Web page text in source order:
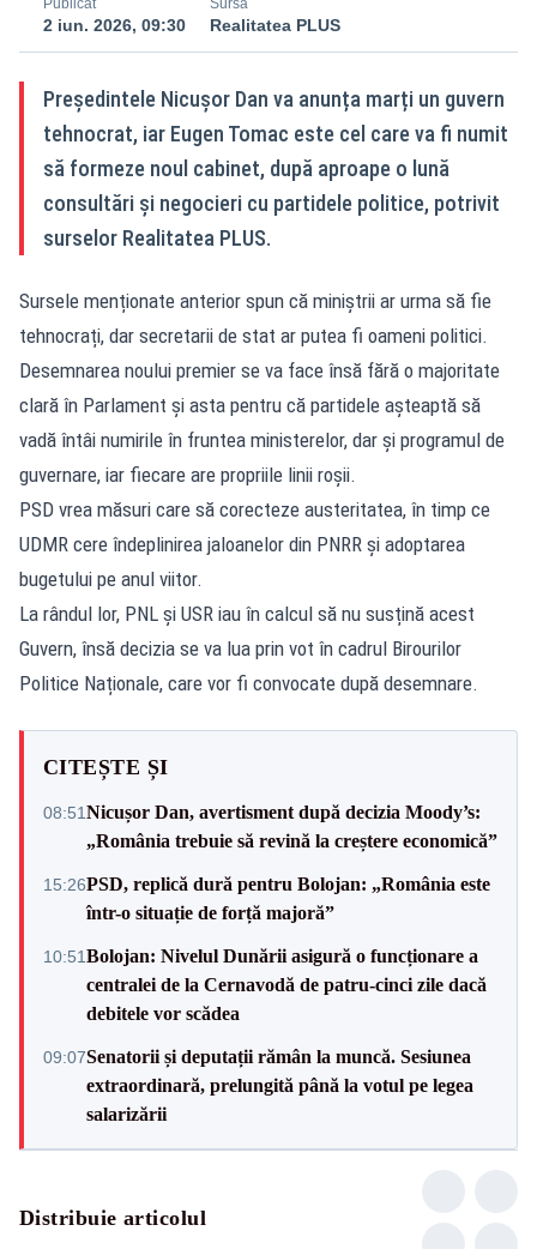
2 iun. 2026, 09:30 Realitatea PLUS
Președintele Nicușor Dan va anunța marți un guvern
tehnocrat, iar Eugen Tomac este cel care va fi numit
să formeze noul cabinet, după aproape o lună
consultări și negocieri cu partidele politice, potrivit
surselor Realitatea PLUS.
Sursele menționate anterior spun că miniștrii ar urma să fie
tehnocrați, dar secretarii de stat ar putea fi oameni politici.
Desemnarea noului premier se va face însă fără o majoritate
clară în Parlament și asta pentru că partidele așteaptă să
vadă întâi numirile în fruntea ministerelor, dar și programul de
guvernare, iar fiecare are propriile linii roșii.
PSD vrea măsuri care să corecteze austeritatea, în timp ce
UDMR cere îndeplinirea jaloanelor din PNRR și adoptarea
bugetului pe anul viitor.
La rândul lor, PNL și USR iau în calcul să nu susțină acest
Guvern, însă decizia se va lua prin vot în cadrul Birourilor
Politice Naționale, care vor fi convocate după desemnare.
CITEȘTE ȘI
08:51Nicușor Dan, avertisment după decizia Moody’s:
„România trebuie să revină la creștere economică”
15:26PSD, replică dură pentru Bolojan: „România este
într-o situație de forță majoră”
10:51Bolojan: Nivelul Dunării asigură o funcționare a
centralei de la Cernavodă de patru-cinci zile dacă
debitele vor scădea
09:07Senatorii și deputații rămân la muncă. Sesiunea
extraordinară, prelungită până la votul pe legea
salarizării
Distribuie articolul